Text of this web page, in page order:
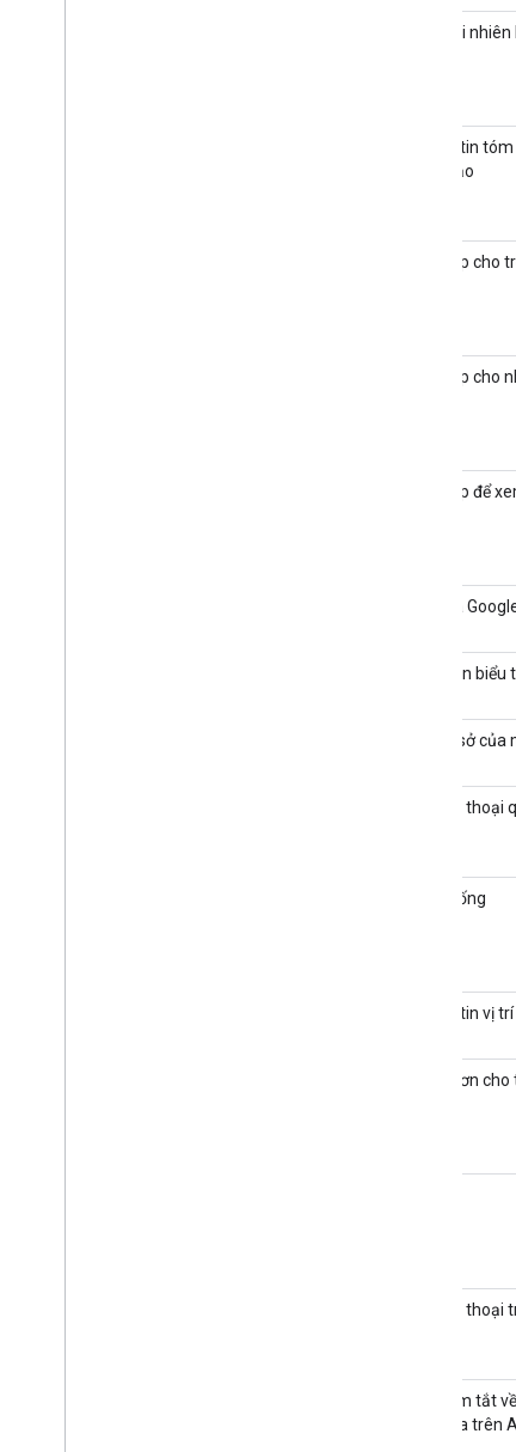
Các loại nhiên
Thông tin
do AI tạo
Phù hợp cho
Phù hợp cho
Phù hợp để
URI của
Màu nền biểu
URI cơ sở
Số điện thoại
Nhạc sống
Thông tin vị trí
Thực đơn
Số điện thoại
Bản tóm tắt
cận dựa trên AI